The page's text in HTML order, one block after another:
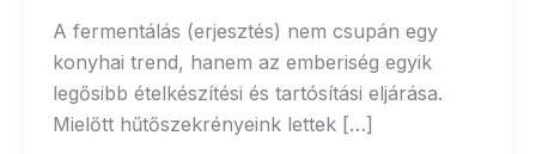
A fermentálás (erjesztés) nem csupán egy
konyhai trend, hanem az emberiség egyik
legősibb ételkészítési és tartósítási eljárása.
Mielőtt hűtőszekrényeink lettek […]